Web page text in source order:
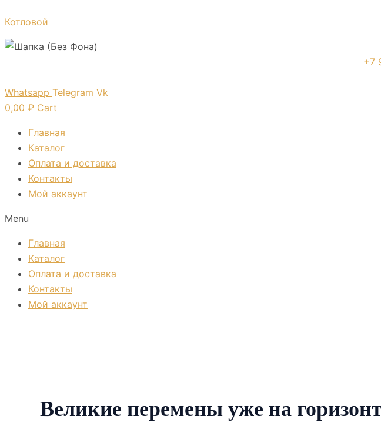
к
содержимому
Котловой
+7
Whatsapp Telegram Vk
0,00 ₽ Cart
Главная
Каталог
Оплата и доставка
Контакты
Мой аккаунт
Menu
Главная
Каталог
Оплата и доставка
Контакты
Мой аккаунт
Великие перемены уже на